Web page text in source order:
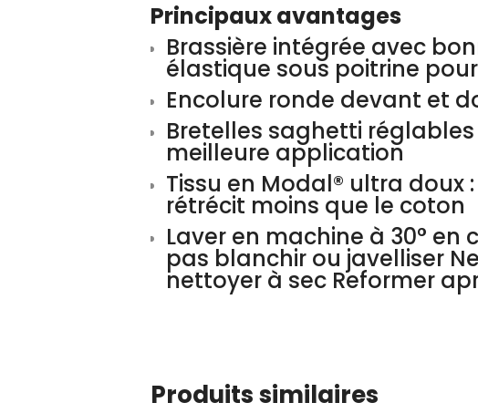
Principaux avantages
Brassière intégrée avec
élastique sous poitrine
Encolure ronde devant et
Bretelles saghetti
meilleure application
Tissu en Modal® ultra
rétrécit moins que le coton
Laver en machine à 30° en
pas blanchir ou javelliser
nettoyer à sec Reformer
Produits similaires